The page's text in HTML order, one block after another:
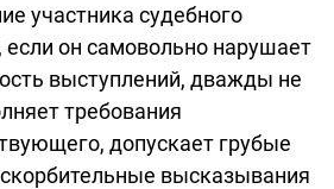
участника судебного
если он самовольно нарушает
выступлений, дважды не
требования
допускает грубые
высказывания